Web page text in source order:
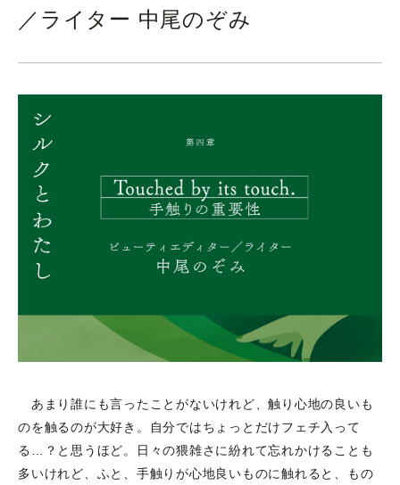
／ライター 中尾のぞみ
あまり誰にも言ったことがないけれど、触り心地の良いも
のを触るのが大好き。自分ではちょっとだけフェチ入って
る…？と思うほど。日々の猥雑さに紛れて忘れかけることも
多いけれど、ふと、手触りが心地良いものに触れると、もの